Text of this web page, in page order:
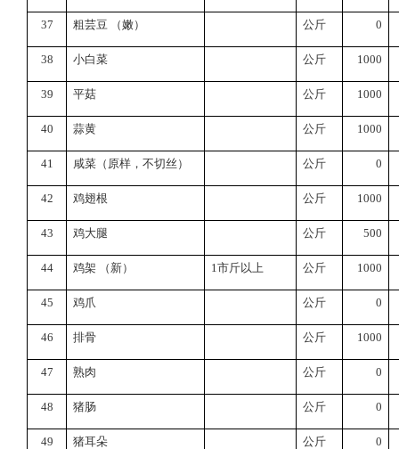
37 粗芸豆 （嫩） 公斤 0
38 小白菜 公斤 1000
39 平菇 公斤 1000
40 蒜黄 公斤 1000
41 咸菜（原样，不切丝） 公斤 0
42 鸡翅根 公斤 1000
43 鸡大腿 公斤 500
44 鸡架 （新） 1 市斤以上 公斤 1000
45 鸡爪 公斤 0
46 排骨 公斤 1000
47 熟肉 公斤 0
48 猪肠 公斤 0
49 猪耳朵 公斤 0